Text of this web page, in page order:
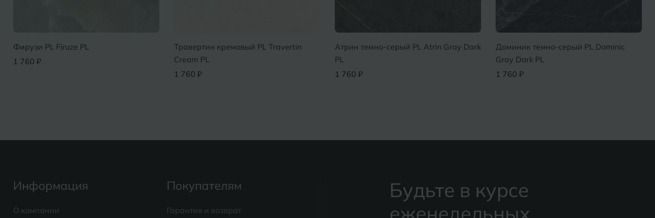
Фирузи PL Firuze PL
1 760 ₽
Травертин кремовый PL Travertin
Cream PL
1 760 ₽
Атрин темно-серый PL Atrin Gray Dark
PL
1 760 ₽
Доминик темно-серый PL Dominic
Gray Dark PL
1 760 ₽
Информация
О компании
Покупателям
Гарантия и возврат
Будьте в курсе
еженедельных